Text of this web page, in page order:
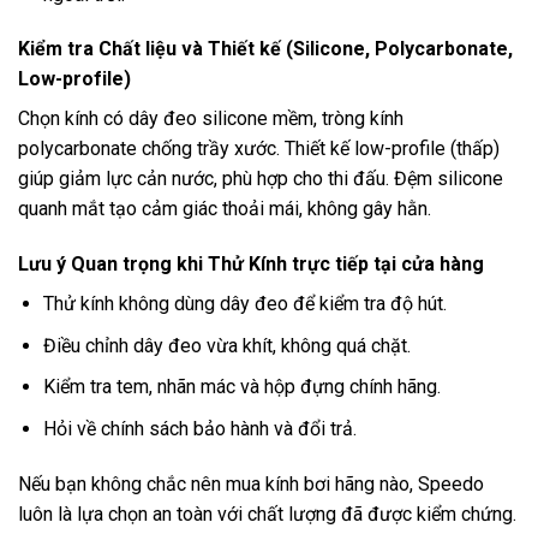
Kiểm tra Chất liệu và Thiết kế (Silicone, Polycarbonate,
Low-profile)
Chọn kính có dây đeo silicone mềm, tròng kính
polycarbonate chống trầy xước. Thiết kế low-profile (thấp)
giúp giảm lực cản nước, phù hợp cho thi đấu. Đệm silicone
quanh mắt tạo cảm giác thoải mái, không gây hằn.
Lưu ý Quan trọng khi Thử Kính trực tiếp tại cửa hàng
Thử kính không dùng dây đeo để kiểm tra độ hút.
Điều chỉnh dây đeo vừa khít, không quá chặt.
Kiểm tra tem, nhãn mác và hộp đựng chính hãng.
Hỏi về chính sách bảo hành và đổi trả.
Nếu bạn không chắc nên mua kính bơi hãng nào, Speedo
luôn là lựa chọn an toàn với chất lượng đã được kiểm chứng.